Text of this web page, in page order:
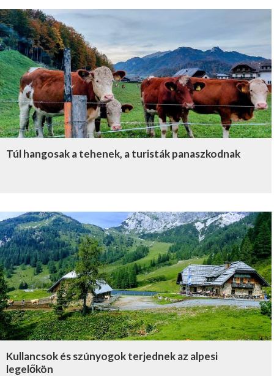
Túl hangosak a tehenek, a turisták panaszkodnak
Kullancsok és szúnyogok terjednek az alpesi
legelőkön